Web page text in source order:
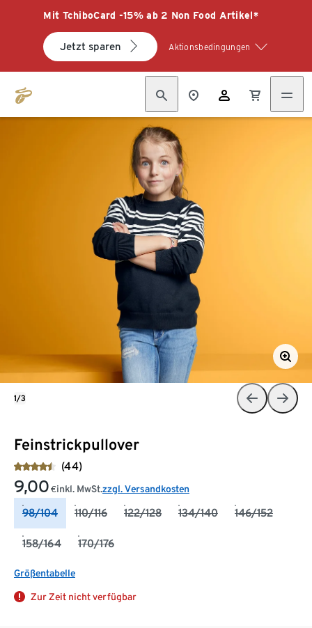
Mit TchiboCard -15% ab 2 Non Food Artikel*
Jetzt sparen Aktionsbedingungen
Feinstrickpullover
(44)
9,00 €inkl. MwSt.zzgl. Versandkosten
98/104 110/116 122/128 134/140 146/152
158/164 170/176
Größentabelle
Zur Zeit nicht verfügbar
1/3